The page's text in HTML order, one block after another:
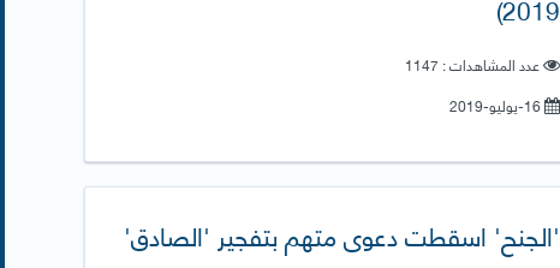
عدد المشاهدات : 1147
16-يوليو-2019
'الجنح' اسقطت دعوى متهم بتفجير 'الصادق'